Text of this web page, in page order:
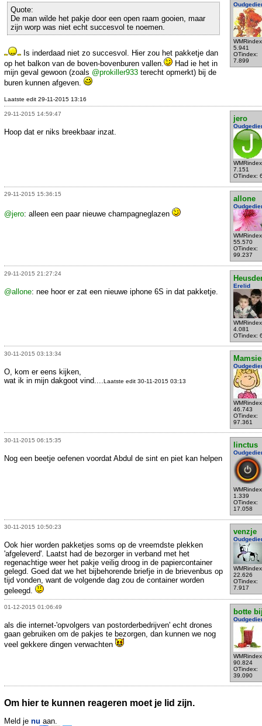
5.941
OTindex:
7.899
Quote:
De man wilde het pakje door een open raam gooien, maar
zijn worp was niet echt succesvol te noemen.
Is inderdaad niet zo succesvol. Hier zou het pakketje dan
op het balkon van de boven-bovenburen vallen.
Had ie het in
mijn geval gewoon (zoals @prokiller933 terecht opmerkt) bij de
buren kunnen afgeven.
Laatste edit 29-11-2015 13:16
29-11-2015 14:59:47
jero
7.151
OTindex:
Hoop dat er niks breekbaar inzat.
29-11-2015 15:36:15
allone
55.570
OTindex:
99.237
@jero: alleen een paar nieuwe champagneglazen
29-11-2015 21:27:24
Erelid
4.081
OTindex:
@allone: nee hoor er zat een nieuwe iphone 6S in dat pakketje.
30-11-2015 03:13:34
Mamsie
46.743
OTindex:
97.361
O, kom er eens kijken,
wat ik in mijn dakgoot vind....
Laatste edit 30-11-2015 03:13
30-11-2015 06:15:35
linctus
1.339
OTindex:
17.058
Nog een beetje oefenen voordat Abdul de sint en piet kan helpen
30-11-2015 10:50:23
venzje
22.626
OTindex:
7.917
Ook hier worden pakketjes soms op de vreemdste plekken
'afgeleverd'. Laatst had de bezorger in verband met het
regenachtige weer het pakje veilig droog in de papiercontainer
gelegd. Goed dat we het bijbehorende briefje in de brievenbus op
tijd vonden, want de volgende dag zou de container worden
geleegd.
01-12-2015 01:06:49
botte
90.824
OTindex:
39.090
als die internet-'opvolgers van postorderbedrijven' echt drones
gaan gebruiken om de pakjes te bezorgen, dan kunnen we nog
veel gekkere dingen verwachten
Om hier te kunnen reageren moet je lid zijn.
Meld je nu aan.